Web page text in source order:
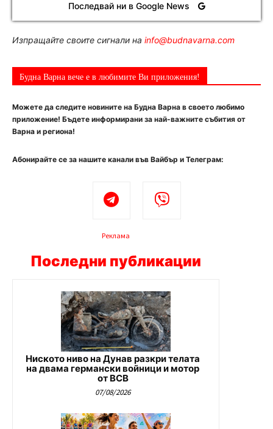
Последвай ни в Google News
Изпращайте своите сигнали на info@budnavarna.com
Будна Варна вече е в любимите Ви приложения!
Можете да следите новините на Будна Варна в своето любимо
приложение! Бъдете информирани за най-важните събития от
Варна и региона!
Абонирайте се за нашите канали във Вайбър и Телеграм:
Реклама
Последни публикации
Ниското ниво на Дунав разкри телата
на двама германски войници и мотор
от ВСВ
07/08/2026